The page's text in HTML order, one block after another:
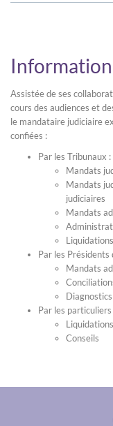
Assistée de ses
cours des audiences et
le mandataire judiciaire
confiées :
Par les Tribunaux :
Mandats
Mandats
judiciaires
Mandats
Par les Présidents
Mandats
Par les
Conseils